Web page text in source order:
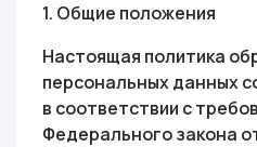
1. Общие положения
Настоящая политика
персональных данных
в соответствии с
Федерального закона